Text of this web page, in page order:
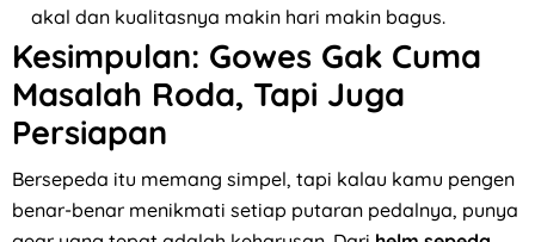
akal dan kualitasnya makin hari makin bagus.
Kesimpulan: Gowes Gak Cuma
Masalah Roda, Tapi Juga
Persiapan
Bersepeda itu memang simpel, tapi kalau kamu pengen
benar-benar menikmati setiap putaran pedalnya, punya